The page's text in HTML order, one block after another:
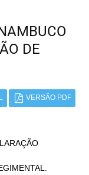
DE
VERSÃO PDF